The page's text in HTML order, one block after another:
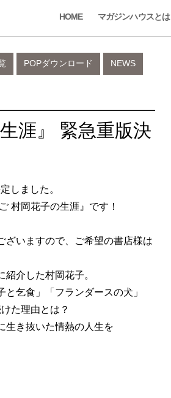
HOME マガジンハウスとは
NEWS
POPダウンロード
涯』 緊急重版決
しました。
村岡花子の生涯』です！
ざいますので、ご希望の書店様は
介した村岡花子。
乞食」「フランダースの犬」
けた理由とは？
生き抜いた情熱の人生を